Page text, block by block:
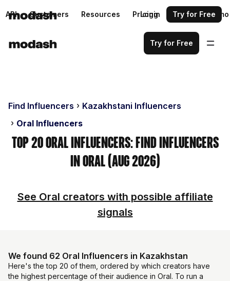
API Customers Resources Pricing Request a demo
Login Try for Free
Try for Free
Find Influencers
Kazakhstani Influencers
Oral Influencers
Top 20 Oral Influencers: Find Influencers
in Oral (Aug 2026)
See Oral creators with possible affiliate
signals
We found 62 Oral Influencers in Kazakhstan
Here's the top 20 of them, ordered by which creators have
the highest percentage of their audience in Oral. To run a